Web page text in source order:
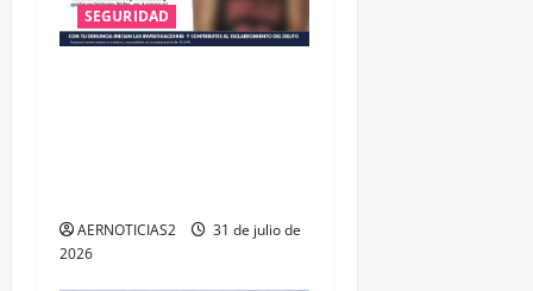
SEGURIDAD
AERNOTICIAS2
31 de julio de
2026